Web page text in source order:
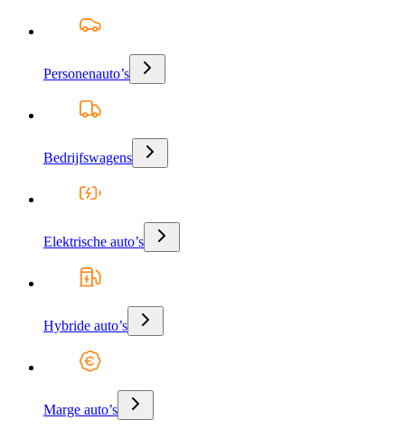
Personenauto’s
Bedrijfswagens
Elektrische auto’s
Hybride auto’s
Marge auto’s